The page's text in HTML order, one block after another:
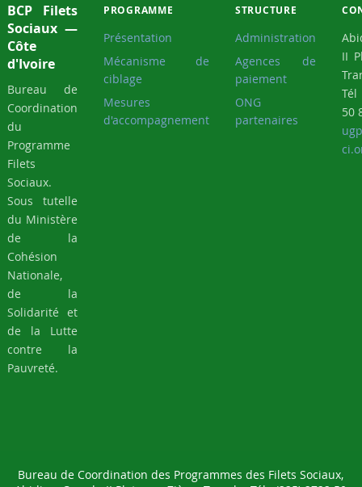
BCP Filets
Sociaux —
Côte
d'Ivoire
Bureau de
Coordination
du
Programme
Filets
Sociaux.
Sous tutelle
du Ministère
de la
Cohésion
Nationale,
de la
Solidarité et
de la Lutte
contre la
Pauvreté.
PROGRAMME
Présentation
Mécanisme de
ciblage
Mesures
d'accompagnement
STRUCTURE
Administration
Agences de
paiement
ONG
partenaires
II
50
Bureau de Coordination des Programmes des Filets Sociaux,